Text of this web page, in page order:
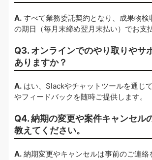
A. すべて業務委託契約となり、成果物検
の期日（毎月末締め翌月末払い）でお支
Q3. オンラインでのやり取りやサ
ありますか？
A. はい、Slackやチャットツールを通じ
やフィードバックを随時ご提供します。
Q4. 納期の変更や案件キャンセル
教えてください。
A. 納期変更やキャンセルは事前のご連絡